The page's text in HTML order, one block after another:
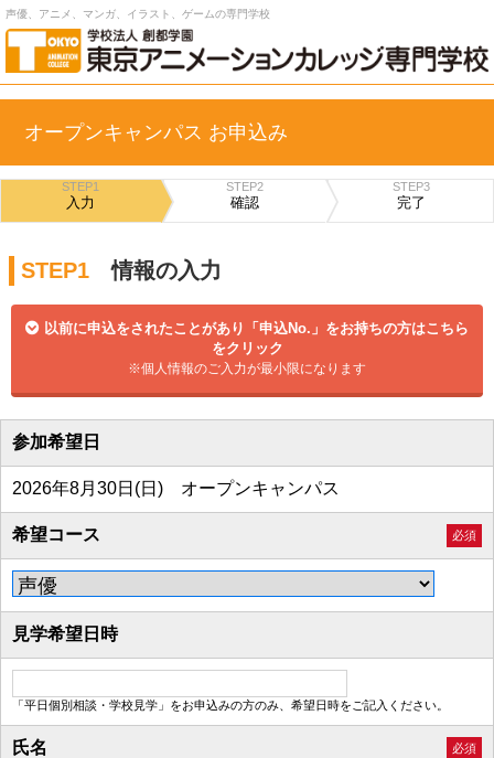
声優、アニメ、マンガ、イラスト、ゲームの専門学校
オープンキャンパス お申込み
STEP1
入力
STEP2
確認
STEP3
完了
STEP1 情報の入力
以前に申込をされたことがあり「申込No.」をお持ちの方はこちら
をクリック
※個人情報のご入力が最小限になります
参加希望日
2026年8月30日(日) オープンキャンパス
希望コース 必須
見学希望日時
「平日個別相談・学校見学」をお申込みの方のみ、希望日時をご記入ください。
氏名 必須